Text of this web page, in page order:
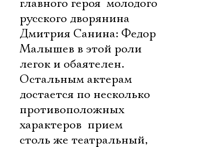
главного героя  молодого
русского дворянина
Дмитрия Санина: Федор
Малышев в этой роли
легок и обаятелен.
Остальным актерам
достается по несколько
противоположных
характеров  прием
столь же театральный,